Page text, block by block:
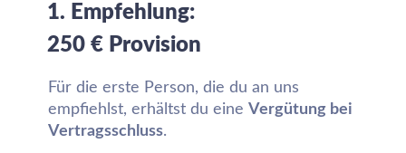
1. Empfehlung:
250 € Provision
Für die erste Person, die du an uns
empfiehlst, erhältst du eine Vergütung bei
Vertragsschluss.